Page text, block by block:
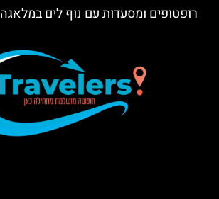
רופטופים ומסעדות עם נוף לים במלאגה